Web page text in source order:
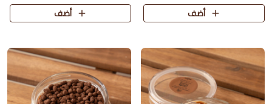
أضف
أضف